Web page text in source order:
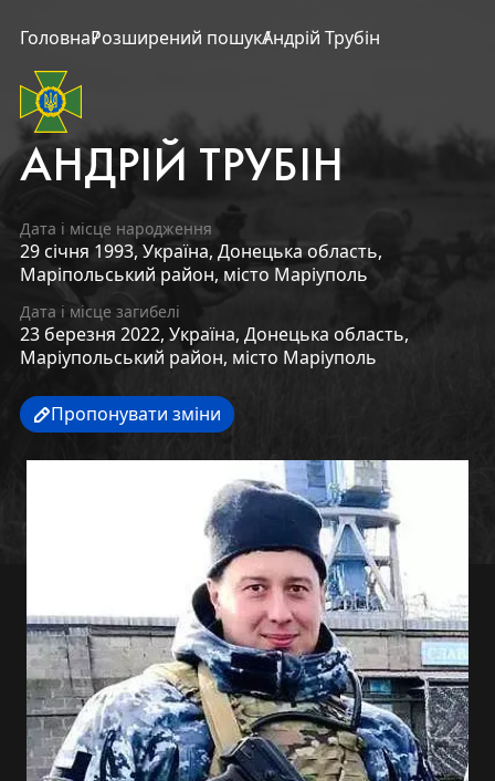
ГоловнаРозширений пошукАндрій Трубін
АНДРІЙ ТРУБІН
Дата і місце народження
29 січня 1993, Україна, Донецька область,
Маріпольський район, місто Маріуполь
Дата і місце загибелі
23 березня 2022, Україна, Донецька область,
Маріупольський район, місто Маріуполь
Пропонувати зміни